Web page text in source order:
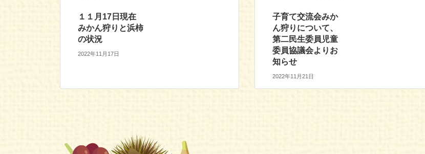
１１月17日現在
みかん狩りと浜柿
の状況
2022年11月17日
子育て交流会みか
ん狩りについて、
第二民生委員児童
委員協議会よりお
知らせ
2022年11月21日